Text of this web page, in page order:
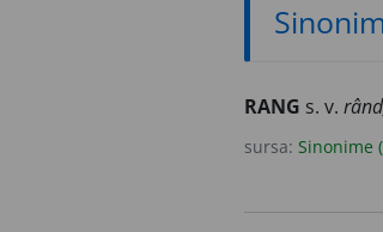
RANG s. v.
sursa: Sinonime